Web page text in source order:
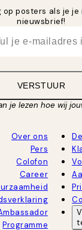
op posters als je
nieuwsbrief!
VERSTUUR
je lezen hoe wij
Over ons
Pers
Colofon
Career
Programme